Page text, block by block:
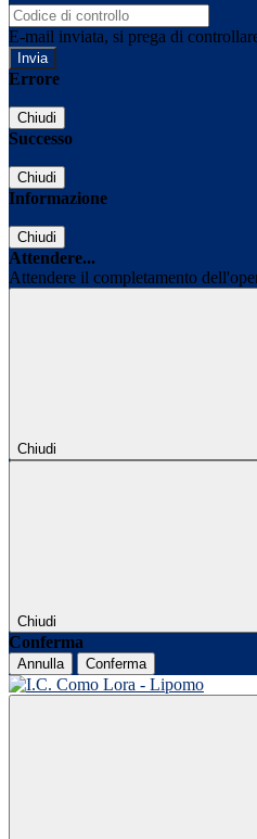
E-mail inviata, si prega di
Errore
Chiudi
Successo
Chiudi
Informazione
Chiudi
Attendere...
Attendere il completamento
Chiudi
Chiudi
Conferma
Annulla Conferma